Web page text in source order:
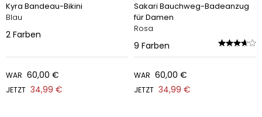
Kyra Bandeau-Bikini
Blau
2 Farben
WAR 60,00 €
JETZT 34,99 €
Sakari Bauchweg-Badeanzug
für Damen
Rosa
9 Farben
WAR 60,00 €
JETZT 34,99 €